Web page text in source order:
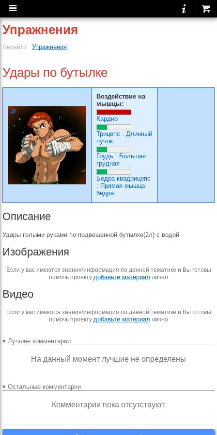
Упражнения
Перейти: Упражнения
Удары по бутылке
Воздействие на
мышцы:
Кардио
Трицепс : Длинный
пучок
Грудь : Большая
грудная
Бедра квадрицепс
: Прямая мышца
бедра
Описание
Удары голыми руками по подвешенной бутылке(2л) с водой
Изображения
Если у вас имеются знания\информация по данной тематике и Вы готовы
помочь проекту добавьте материал лично
Видео
Если у вас имеются знания\информация по данной тематике и Вы готовы
помочь проекту добавьте материал лично
▾ Лучшие комментарии
На данный момент лучшие не определены
▾ Остальные комментарии
Комментарии пока отсутствуют.